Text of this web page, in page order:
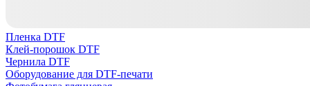
Пленка DTF
Клей-порошок DTF
Чернила DTF
Оборудование для DTF-печати